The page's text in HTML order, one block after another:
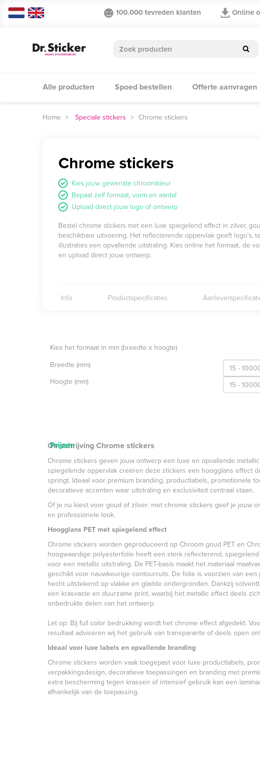
100.000 tevreden klanten Online
Alle producten Spoed bestellen Offerte aanvragen
Speciale stickers Chrome stickers
Chrome stickers
Kies jouw gewenste chroomkleur
Bepaal zelf formaat, vorm en aantal
Upload direct jouw logo of ontwerp
Bestel chrome stickers met een luxe spiegelend effect in zilver,
beschikbare uitvoering. Het reflecterende oppervlak geeft logo’s,
illustraties een opvallende uitstraling. Kies online het formaat, de
en upload direct jouw ontwerp.
Info Productspecificaties
Kies het formaat in mm (breedte x hoogte)
Breedte (mm)
Hoogte (mm)
Prijzen
Omschrijving Chrome stickers
Chrome stickers geven jouw ontwerp een luxe en opvallende
spiegelende oppervlak creëren deze stickers een hoogglans effect
springt. Ideaal voor premium branding, productlabels, promotionele
decoratieve accenten waar uitstraling en exclusiviteit centraal staan.
Of je nu kiest voor goud of zilver: met chrome stickers geef je jouw
en professionele look.
Hoogglans PET met spiegelend effect
Chrome stickers worden geproduceerd op Chroom goud PET en
hoogwaardige polyesterfolie heeft een sterk reflecterend,
voor een metallic uitstraling. De PET-basis maakt het materiaal
geschikt voor nauwkeurige contourcuts. De folie is voorzien van een
hecht uitstekend op vlakke en gladde ondergronden. Dankzij
een krasvaste en duurzame print, waarbij het metallic effect deels
onbedrukte delen van het ontwerp.
Let op: Bij full color bedrukking wordt het chrome effect afgedekt.
resultaat adviseren wij het gebruik van transparante of deels open
Ideaal voor luxe labels en opvallende branding
Chrome stickers worden vaak toegepast voor luxe productlabels,
verpakkingsdesign, decoratieve toepassingen en branding met
extra bescherming tegen krassen of intensief gebruik kan een
afhankelijk van de toepassing.